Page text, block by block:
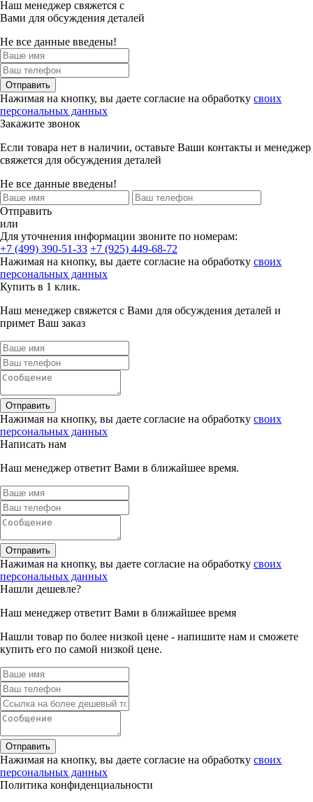
Наш менеджер свяжется с
Вами для обсуждения деталей
Не все данные введены!
Отправить
Нажимая на кнопку, вы даете согласие на обработку своих
персональных данных
Закажите звонок
Если товара нет в наличии, оставьте Ваши контакты и менеджер
свяжется для обсуждения деталей
Не все данные введены!
Отправить
или
Для уточнения информации звоните по номерам:
+7 (499) 390-51-33 +7 (925) 449-68-72
Нажимая на кнопку, вы даете согласие на обработку своих
персональных данных
Купить в 1 клик.
Наш менеджер свяжется с Вами для обсуждения деталей и
примет Ваш заказ
Отправить
Нажимая на кнопку, вы даете согласие на обработку своих
персональных данных
Написать нам
Наш менеджер ответит Вами в ближайшее время.
Отправить
Нажимая на кнопку, вы даете согласие на обработку своих
персональных данных
Нашли дешевле?
Наш менеджер ответит Вами в ближайшее время
Нашли товар по более низкой цене - напишите нам и сможете
купить его по самой низкой цене.
Отправить
Нажимая на кнопку, вы даете согласие на обработку своих
персональных данных
Политика конфиденциальности